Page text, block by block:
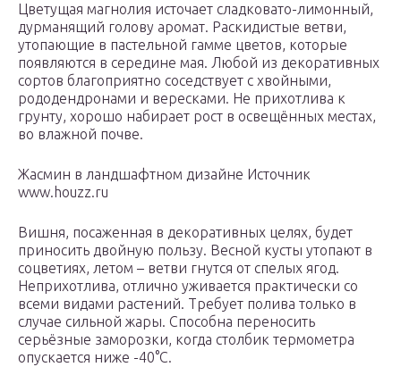
Цветущая магнолия источает сладковато-лимонный,
дурманящий голову аромат. Раскидистые ветви,
утопающие в пастельной гамме цветов, которые
появляются в середине мая. Любой из декоративных
сортов благоприятно соседствует с хвойными,
рододендронами и вересками. Не прихотлива к
грунту, хорошо набирает рост в освещённых местах,
во влажной почве.
Жасмин в ландшафтном дизайне Источник
www.houzz.ru
Вишня, посаженная в декоративных целях, будет
приносить двойную пользу. Весной кусты утопают в
соцветиях, летом – ветви гнутся от спелых ягод.
Неприхотлива, отлично уживается практически со
всеми видами растений. Требует полива только в
случае сильной жары. Способна переносить
серьёзные заморозки, когда столбик термометра
опускается ниже -40°С.